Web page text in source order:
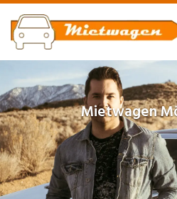
Skip
to
main
content
Mietwagen